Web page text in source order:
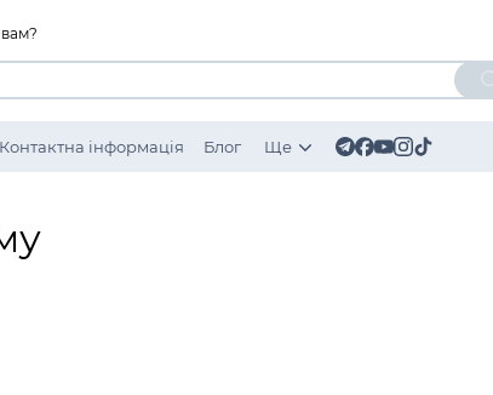
Контактна інформація Блог Ще